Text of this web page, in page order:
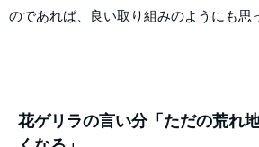
のであれば、良い取り組みのようにも思
花ゲリラの言い分「ただの荒れ